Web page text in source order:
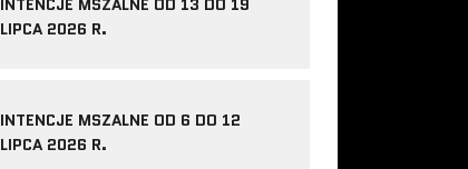
LIPCA 2026 R.
INTENCJE MSZALNE OD 6 DO 12
LIPCA 2026 R.